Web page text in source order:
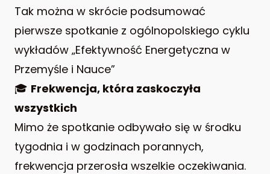
Tak można w skrócie podsumować
pierwsze spotkanie z ogólnopolskiego cyklu
wykładów „Efektywność Energetyczna w
Przemyśle i Nauce”
🎓 Frekwencja, która zaskoczyła
wszystkich
Mimo że spotkanie odbywało się w środku
tygodnia i w godzinach porannych,
frekwencja przerosła wszelkie oczekiwania.